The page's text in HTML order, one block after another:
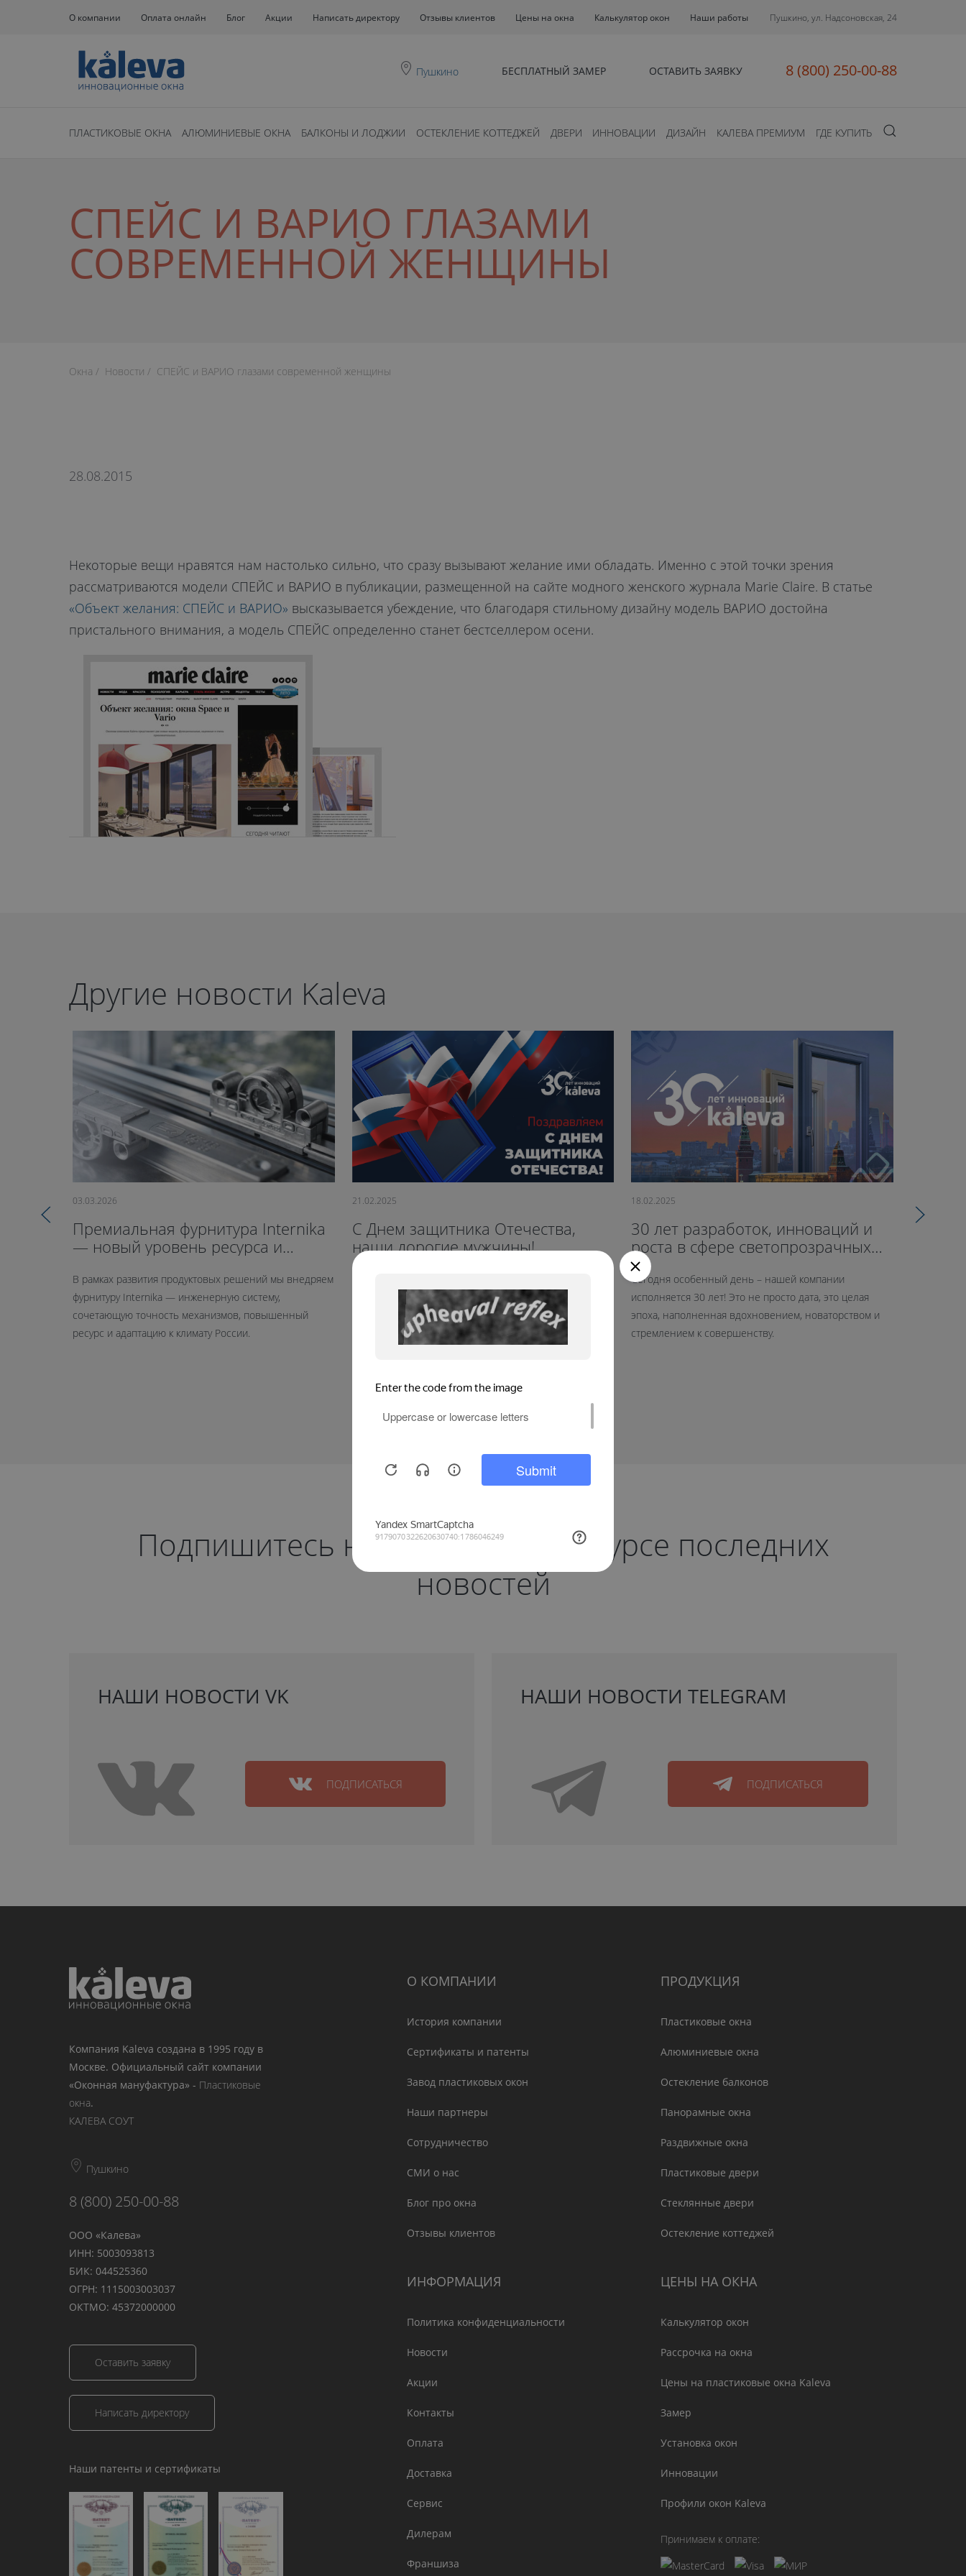
О компании Оплата онлайн Блог Акции Написать директору Отзывы клиентов Цены на окна Калькулятор окон Наши работы Пушкино, ул. Надсоновская, 24
Пушкино БЕСПЛАТНЫЙ ЗАМЕР ОСТАВИТЬ ЗАЯВКУ 8 (800) 250-00-88
ПЛАСТИКОВЫЕ ОКНА АЛЮМИНИЕВЫЕ ОКНА БАЛКОНЫ И ЛОДЖИИ ОСТЕКЛЕНИЕ КОТТЕДЖЕЙ ДВЕРИ ИННОВАЦИИ ДИЗАЙН КАЛЕВА ПРЕМИУМ ГДЕ КУПИТЬ
СПЕЙС И ВАРИО ГЛАЗАМИ
СОВРЕМЕННОЙ ЖЕНЩИНЫ
Окна Новости СПЕЙС и ВАРИО глазами современной женщины
28.08.2015
Некоторые вещи нравятся нам настолько сильно, что сразу вызывают желание ими обладать. Именно с этой точки зрения
рассматриваются модели СПЕЙС и ВАРИО в публикации, размещенной на сайте модного женского журнала Marie Claire. В статье
«Объект желания: СПЕЙС и ВАРИО» высказывается убеждение, что благодаря стильному дизайну модель ВАРИО достойна
пристального внимания, а модель СПЕЙС определенно станет бестселлером осени.
Другие новости Kaleva
03.03.2026
Премиальная фурнитура Internika
— новый уровень ресурса и
В рамках развития продуктовых решений мы внедряем
фурнитуру Internika — инженерную систему,
сочетающую точность механизмов, повышенный
ресурс и адаптацию к климату России.
21.02.2025
С Днем защитника Отечества,
наши дорогие мужчины!
В этот день желаем вам оставаться такими же
сильными и целеустремленными, готовыми к любым
вызовам. Крепкого здоровья, благополучия, мирного
18.02.2025
30 лет разработок, инноваций и
роста в сфере светопрозрачных
конструкций
Сегодня особенный день – нашей компании
исполняется 30 лет! Это не просто дата, это целая
эпоха, наполненная вдохновением, новаторством и
стремлением к совершенству.
71-й
Подпишитесь на нас и будьте в курсе последних
новостей
НАШИ НОВОСТИ VK
ПОДПИСАТЬСЯ
НАШИ НОВОСТИ TELEGRAM
ПОДПИСАТЬСЯ
Компания Kaleva создана в 1995 году в
Москве. Официальный сайт компании
«Оконная мануфактура» - Пластиковые
окна.
КАЛЕВА СОУТ
Пушкино
8 (800) 250-00-88
ООО «Калева»
ИНН: 5003093813
БИК: 044525360
ОГРН: 1115003003037
ОКТМО: 45372000000
Оставить заявку
Написать директору
Наши патенты и сертификаты
О КОМПАНИИ
История компании
Сертификаты и патенты
Завод пластиковых окон
Наши партнеры
Сотрудничество
СМИ о нас
Блог про окна
Отзывы клиентов
ПРОДУКЦИЯ
Пластиковые окна
Алюминиевые окна
Остекление балконов
Панорамные окна
Раздвижные окна
Пластиковые двери
Стеклянные двери
Остекление коттеджей
ИНФОРМАЦИЯ
Политика конфиденциальности
Новости
Акции
Контакты
Оплата
Доставка
Сервис
Дилерам
Франшиза
ЦЕНЫ НА ОКНА
Калькулятор окон
Рассрочка на окна
Цены на пластиковые окна Kaleva
Замер
Установка окон
Инновации
Профили окон Kaleva
Принимаем к оплате: